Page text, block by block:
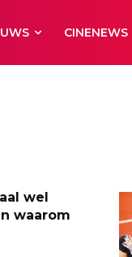
CINENEWS
wel
waarom